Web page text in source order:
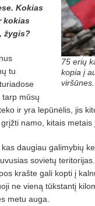
75 erių
kopia į
viršūnes.
Kokias
kokias
žygis?
tu
tarp mūsų
ir yra lepūnėlis, jis
namo, kitais metais
daugiau galimybių
sovietų
krašte gali kopti į
ne vieną tūkstantį
metu auga.